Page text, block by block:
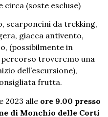
(soste escluse)
scarponcini da trekking,
giacca antivento,
(possibilmente in
troveremo una
dell’escursione),
frutta.
2023 alle ore 9.00 presso
di Monchio delle Corti